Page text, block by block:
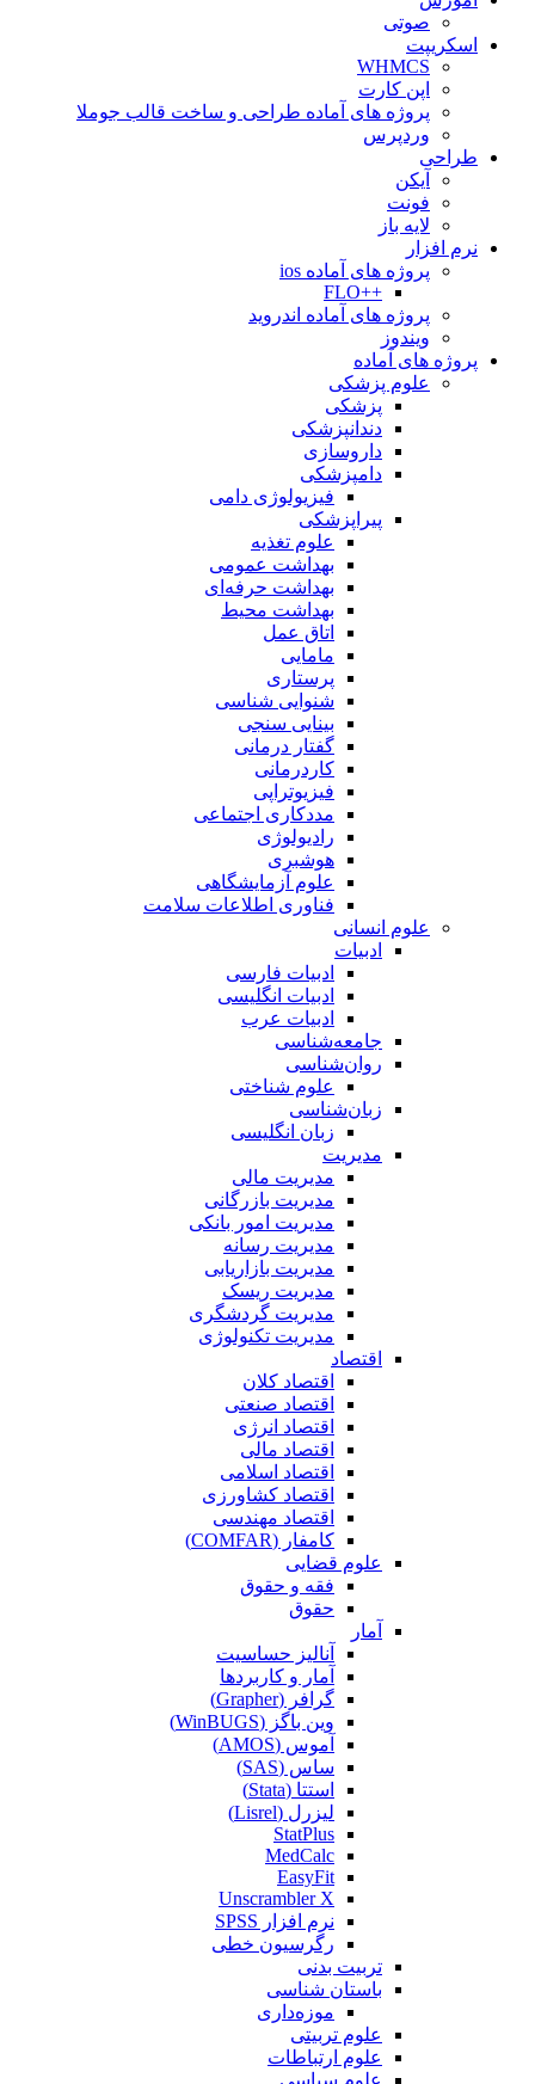
صوتی
اسکریپت
WHMCS
اپن کارت
پروژه های آماده طراحی و ساخت قالب جوملا
وردپرس
طراحی
آیکن
فونت
لایه باز
نرم افزار
پروژه های آماده ios
++FLO
پروژه های آماده اندروید
ویندوز
پروژه های آماده
علوم پزشکی
پزشکی
دندانپزشکی
داروسازی
دامپزشکی
فیزیولوژی دامی
پیراپزشکی
علوم تغذیه
بهداشت عمومی
بهداشت حرفه‌ای
بهداشت محیط
اتاق عمل
مامایی
پرستاری
شنوایی شناسی
بینایی سنجی
گفتار درمانی
کاردرمانی
فیزیوتراپی
مددکاری اجتماعی
رادیولوژی
هوشبری
علوم آزمایشگاهی
فناوری اطلاعات سلامت
علوم انسانی
ادبیات
ادبیات فارسی
ادبیات انگلیسی
ادبیات عرب
جامعه‌شناسی
روان‌شناسی
علوم شناختی
زبان‌شناسی
زبان انگلیسی
مدیریت
مدیریت مالی
مدیریت بازرگانی
مدیریت امور بانکی
مدیریت رسانه
مدیریت بازاریابی
مدیریت ریسک
مدیریت گردشگری
مدیریت تکنولوژی
اقتصاد
اقتصاد کلان
اقتصاد صنعتی
اقتصاد انرژی
اقتصاد مالی
اقتصاد اسلامی
اقتصاد کشاورزی
اقتصاد مهندسی
کامفار (COMFAR)
علوم قضایی
فقه و حقوق
حقوق
آمار
آنالیز حساسیت
آمار و کاربردها
گرافر (Grapher)
وین باگز (WinBUGS)
آموس (AMOS)
ساس (SAS)
استتا (Stata)
لیزرل (Lisrel)
StatPlus
MedCalc
EasyFit
Unscrambler X
نرم افزار SPSS
رگرسیون خطی
تربیت بدنی
باستان شناسی
موزه‌داری
علوم تربیتی
علوم ارتباطات
علوم سیاسی